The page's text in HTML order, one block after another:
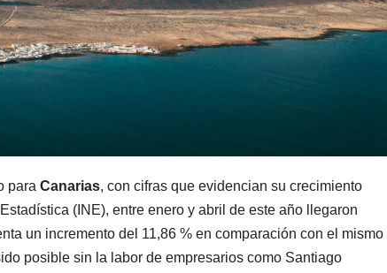
para Canarias, con cifras que evidencian su crecimiento
(INE), entre enero y abril de este año llegaron
un incremento del 11,86 % en comparación con el mismo
posible sin la labor de empresarios como Santiago